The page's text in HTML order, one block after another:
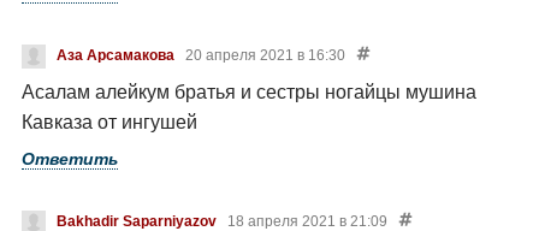
Аза Арсамакова 20 апреля 2021 в 16:30
Асалам алейкум братья и сестры ногайцы мушина
Кавказа от ингушей
Ответить
Bakhadir Saparniyazov 18 апреля 2021 в 21:09